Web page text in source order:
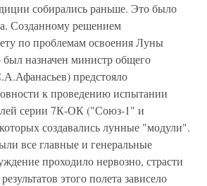
собирались раньше. Это было
Созданному решением
по проблемам освоения Луны
был назначен министр общего
предстояло
к проведению испытании
серии 7К-ОК ("Союз-1" и
создавались лунные "модули".
все главные и генеральные
проходило нервозно, страсти
этого полета зависело